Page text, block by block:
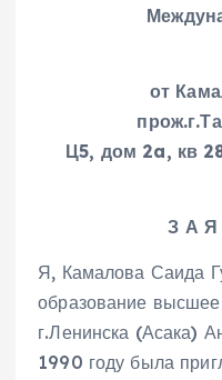
от
Ц5, дом 2a, кв
З А Я
Я, Камалова Саида
образование
г.Ленинска (Асака)
1990 году была